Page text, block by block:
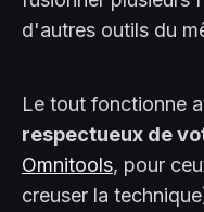
d'autres outils du
Le tout fonctionne
respectueux de
Omnitools, pour
creuser la